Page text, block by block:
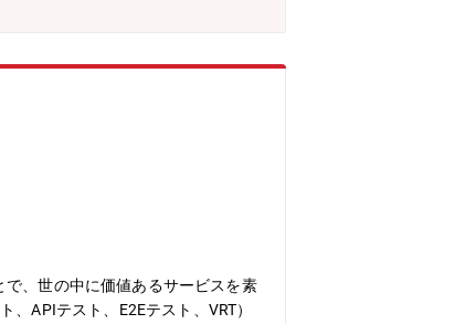
を駆使しながら、ビジネス部門と
が可能です。
で、世の中に価値あるサービスを素
APIテスト、E2Eテスト、VRT）